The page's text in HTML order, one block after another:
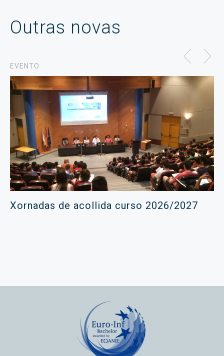
Outras novas
EVENTO
Xornadas de acollida curso 2026/2027